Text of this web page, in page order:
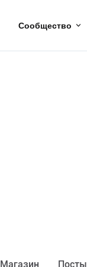
Сообщество
Maгазин Посты